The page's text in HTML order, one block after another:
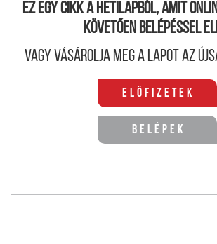
Ez egy cikk a hetilapból, amit
követően belépéssel
Vagy vásárolja meg a lapot az
Előfizetek
Belépek